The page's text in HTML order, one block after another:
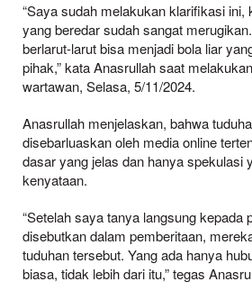
“Saya sudah melakukan klarifikasi ini,
yang beredar sudah sangat
berlarut-larut bisa menjadi bola liar
pihak,” kata Anasrullah saat
wartawan, Selasa, 5/11/2024.
Anasrullah menjelaskan, bahwa
disebarluaskan oleh media online
dasar yang jelas dan hanya spekulasi
kenyataan.
“Setelah saya tanya langsung kepada
disebutkan dalam pemberitaan,
tuduhan tersebut. Yang ada hanya
biasa, tidak lebih dari itu,” tegas